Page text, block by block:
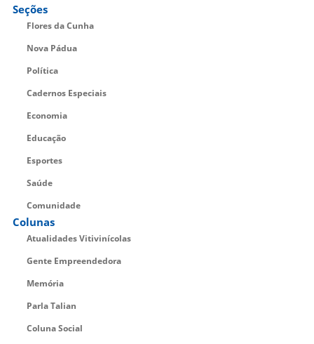
Seções
Flores da Cunha
Nova Pádua
Política
Cadernos Especiais
Economia
Educação
Esportes
Saúde
Comunidade
Colunas
Atualidades Vitivinícolas
Gente Empreendedora
Memória
Parla Talian
Coluna Social